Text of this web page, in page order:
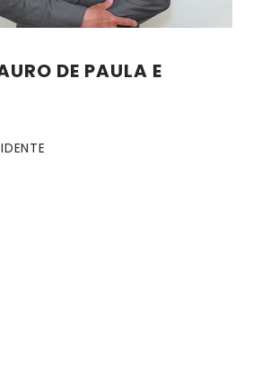
DE PAULA E